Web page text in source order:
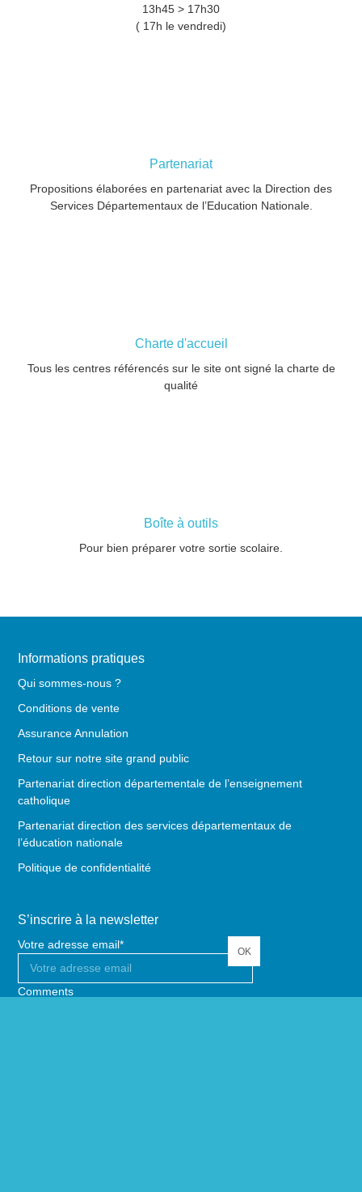
13h45 > 17h30
( 17h le vendredi)
Partenariat
Propositions élaborées en partenariat avec la Direction des
Services Départementaux de l’Education Nationale.
Charte d'accueil
Tous les centres référencés sur le site ont signé la charte de
qualité
Boîte à outils
Pour bien préparer votre sortie scolaire.
Informations pratiques
Qui sommes-nous ?
Conditions de vente
Assurance Annulation
Retour sur notre site grand public
Partenariat direction départementale de l’enseignement
catholique
Partenariat direction des services départementaux de
l’éducation nationale
Politique de confidentialité
S’inscrire à la newsletter
Votre adresse email*
Comments